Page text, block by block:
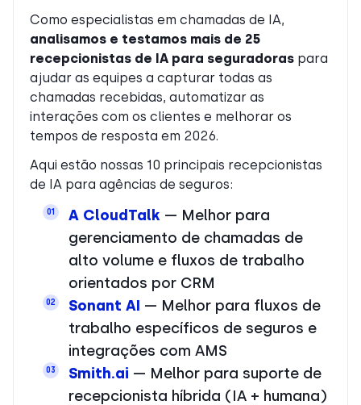
Como especialistas em chamadas de IA,
analisamos e testamos mais de 25
recepcionistas de IA para seguradoras para
ajudar as equipes a capturar todas as
chamadas recebidas, automatizar as
interações com os clientes e melhorar os
tempos de resposta em 2026.
Aqui estão nossas 10 principais recepcionistas
de IA para agências de seguros:
01 A CloudTalk — Melhor para
gerenciamento de chamadas de
alto volume e fluxos de trabalho
orientados por CRM
02 Sonant AI — Melhor para fluxos de
trabalho específicos de seguros e
integrações com AMS
03 Smith.ai — Melhor para suporte de
recepcionista híbrida (IA + humana)